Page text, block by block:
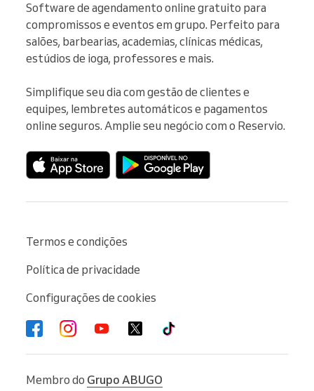
Software de agendamento online gratuito para
compromissos e eventos em grupo. Perfeito para
salões, barbearias, academias, clínicas médicas,
estúdios de ioga, professores e mais.
Simplifique seu dia com gestão de clientes e
equipes, lembretes automáticos e pagamentos
online seguros. Amplie seu negócio com o Reservio.
Termos e condições
Política de privacidade
Configurações de cookies
Membro do Grupo ABUGO